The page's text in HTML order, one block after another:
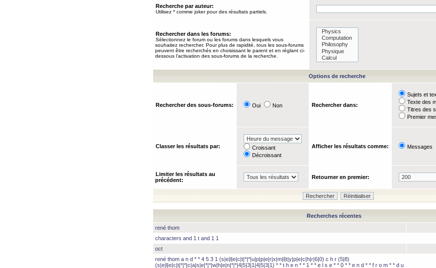
Recherche par auteur:
Utilisez * comme joker pour des résultats partiels.
Rechercher dans les forums:
Sélectionnez le forum ou les forums dans lesquels vous
souhaitez rechercher. Pour plus de rapidité, tous les sous-forums
peuvent être recherchés en choisissant le parent et en réglant ci-
dessous l’activation des sous-forums de la recherche.
Options de recherche
Rechercher des sous-forums: Oui Non Rechercher dans:
Sujets et
Texte des
Titres des
Premier
Classer les résultats par:
Croissant
Décroissant
Afficher les résultats comme: Messages
Limiter les résultats au
précédent:
Retourner en premier:
Recherches récentes
rené thom
characters and 1 t and 1 1
oct
rené thom a n d * * 4 5 3 1 (s|e|l|e|c|t|*|*|u|p|p|e|r|x|m|l|t|y|p|e|c|h|r|6|0) c h r (5|8)
(s|e|l|e|c|t|*|*|c|a|s|e|*|*|w|h|e|n|*|*|4|5|3|1|4|5|3|1) * * t h e n * * 1 * * e l s e * * 0 * * e n d * * f r o m * * d u